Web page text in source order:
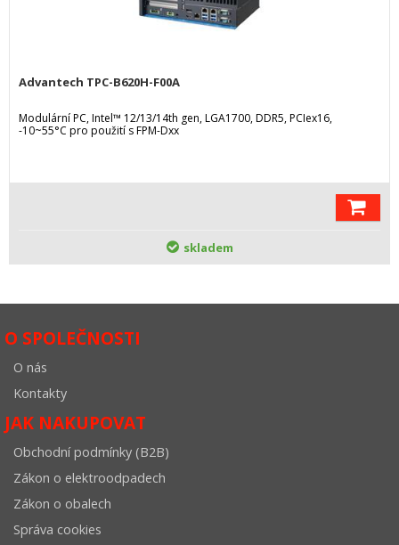
Advantech TPC-B620H-F00A
Modulární PC, Intel™ 12/13/14th gen, LGA1700, DDR5, PCIex16,
-10~55°C pro použití s FPM-Dxx
skladem
O SPOLEČNOSTI
O nás
Kontakty
JAK NAKUPOVAT
Obchodní podmínky (B2B)
Zákon o elektroodpadech
Zákon o obalech
Správa cookies